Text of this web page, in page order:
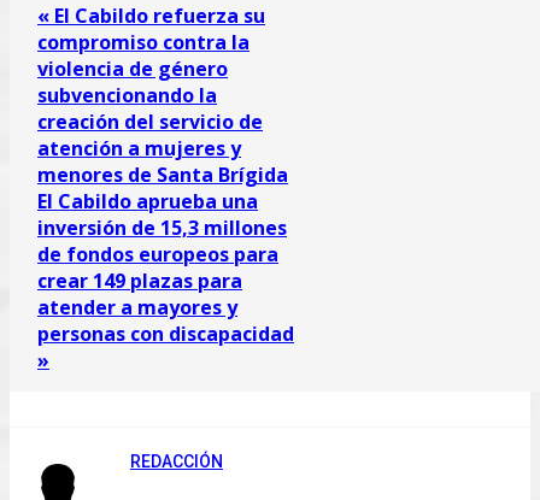
« El Cabildo refuerza su
compromiso contra la
violencia de género
subvencionando la
creación del servicio de
atención a mujeres y
menores de Santa Brígida
El Cabildo aprueba una
inversión de 15,3 millones
de fondos europeos para
crear 149 plazas para
atender a mayores y
personas con discapacidad
»
REDACCIÓN